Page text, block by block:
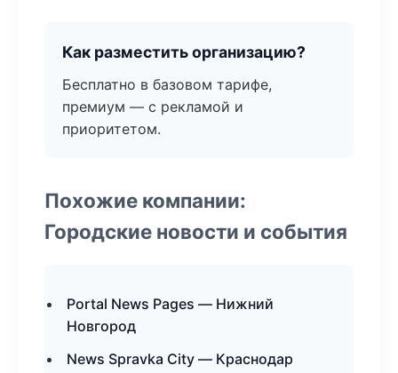
Как разместить организацию?
Бесплатно в базовом тарифе,
премиум — с рекламой и
приоритетом.
Похожие компании:
Городские новости и события
Portal News Pages — Нижний
Новгород
News Spravka City — Краснодар